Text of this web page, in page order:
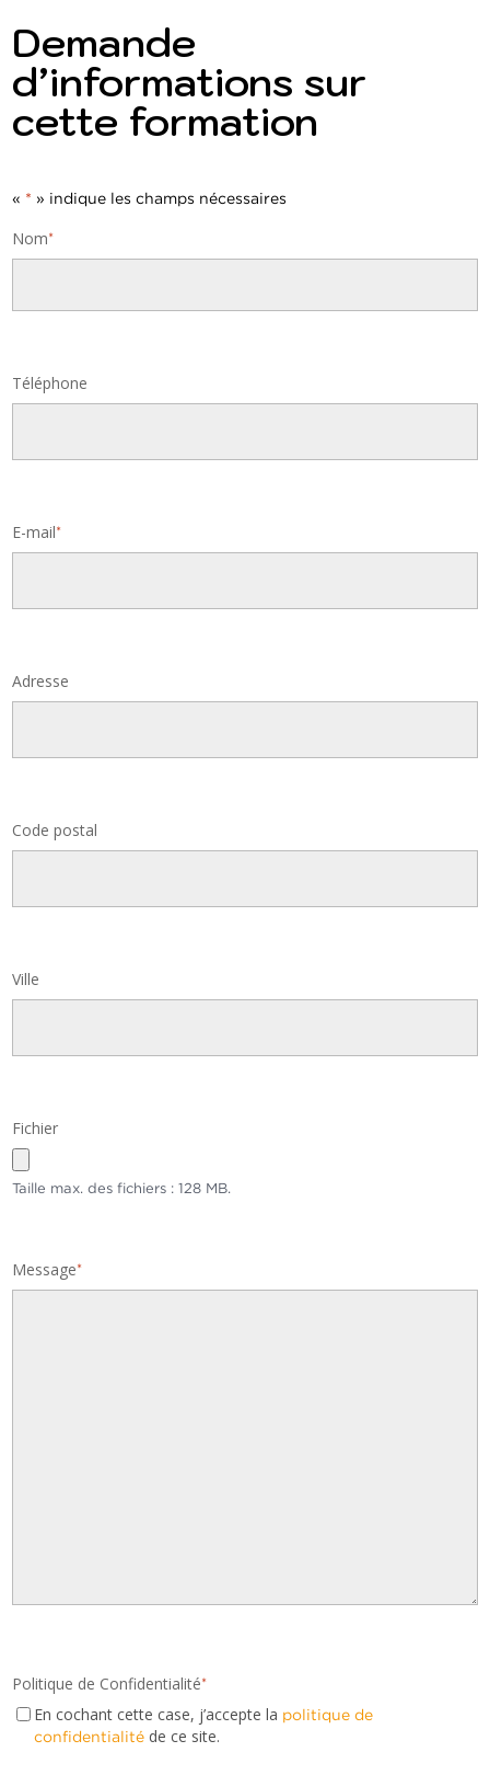
Demande
d’informations sur
cette formation
« * » indique les champs nécessaires
Nom*
Téléphone
E-mail*
Adresse
Code postal
Ville
Fichier
Taille max. des fichiers : 128 MB.
Message*
Politique de Confidentialité*
En cochant cette case, j’accepte la politique de
confidentialité de ce site.